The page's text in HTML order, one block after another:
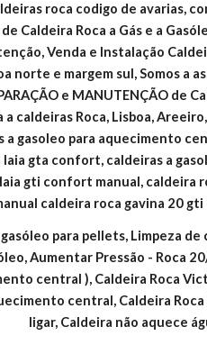
roca codigo de avarias,
Caldeira Roca a Gás e a
Venda e Instalação
norte e margem sul, Somos
e MANUTENÇÃO de
caldeiras Roca, Lisboa,
a gasoleo para aquecimento
gta confort, caldeiras a
gti confort manual, caldeira
caldeira roca gavina 20
para pellets, Limpeza
Aumentar Pressão - Roca
central ), Caldeira Roca
central, Caldeira
ligar, Caldeira não aquece